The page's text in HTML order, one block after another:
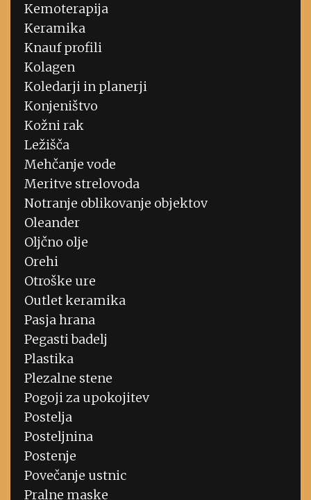
Kemoterapija
Keramika
Knauf profili
Kolagen
Koledarji in planerji
Konjeništvo
Kožni rak
Ležišča
Mehčanje vode
Meritve strelovoda
Notranje oblikovanje objektov
Oleander
Oljčno olje
Orehi
Otroške ure
Outlet keramika
Pasja hrana
Pegasti badelj
Plastika
Plezalne stene
Pogoji za upokojitev
Postelja
Posteljnina
Postenje
Povečanje ustnic
Pralne maske